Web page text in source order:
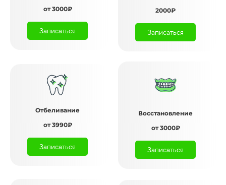
от 3000₽
Записаться
2000₽
Записаться
Отбеливание
от 3990₽
Записаться
Восстановление
от 3000₽
Записаться